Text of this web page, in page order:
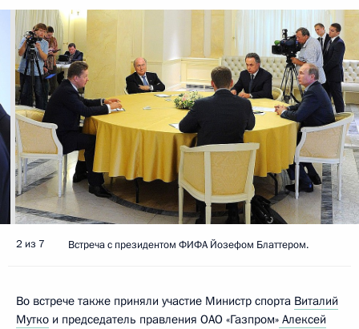
2 из 7 Встреча с президентом ФИФА Йозефом Блаттером.
Во встрече также приняли участие Министр спорта Виталий
Мутко и председатель правления ОАО «Газпром» Алексей